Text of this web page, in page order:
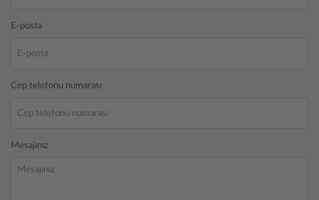
E-posta
Cep telefonu numarası
Mesajınız